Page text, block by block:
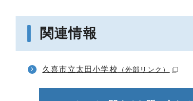
関連情報
久喜市立太田小学校 （外部リンク）